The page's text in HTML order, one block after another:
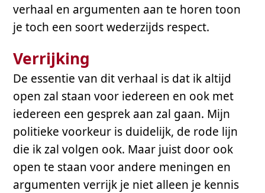
verhaal en argumenten aan te horen toon
je toch een soort wederzijds respect.
Verrijking
De essentie van dit verhaal is dat ik altijd
open zal staan voor iedereen en ook met
iedereen een gesprek aan zal gaan. Mijn
politieke voorkeur is duidelijk, de rode lijn
die ik zal volgen ook. Maar juist door ook
open te staan voor andere meningen en
argumenten verrijk je niet alleen je kennis